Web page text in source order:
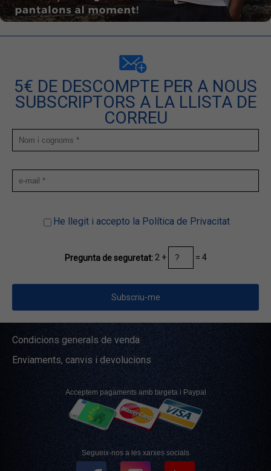
5€ DE DESCOMPTE PER A NOUS
SUBSCRIPTORS A LA LLISTA DE
CORREU
He llegit i accepto la Política de Privacitat
Pregunta de seguretat: 2 + = 4
Condicions generals de venda
Enviaments, canvis i devolucions
Acceptem pagaments amb targeta i Paypal
Segueix-nos a les xarxes socials